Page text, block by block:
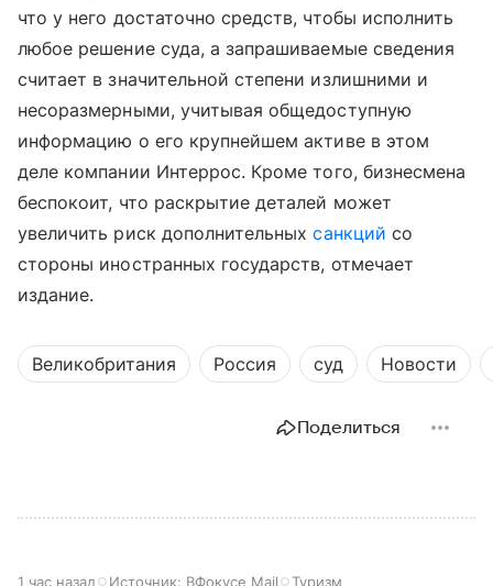
что у него достаточно средств, чтобы исполнить
любое решение суда, а запрашиваемые сведения
считает в значительной степени излишними и
несоразмерными, учитывая общедоступную
информацию о его крупнейшем активе в этом
деле компании Интеррос. Кроме того, бизнесмена
беспокоит, что раскрытие деталей может
увеличить риск дополнительныхсанкций со
стороны иностранных государств, отмечает
издание.
Великобритания Россия суд Новости
Поделиться
1 час назад Источник: ВФокусе Mail Туризм